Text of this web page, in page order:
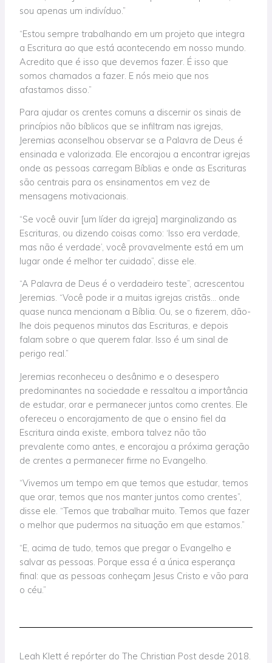
sou apenas um indivíduo.”
“Estou sempre trabalhando em um projeto que integra
a Escritura ao que está acontecendo em nosso mundo.
Acredito que é isso que devemos fazer. É isso que
somos chamados a fazer. E nós meio que nos
afastamos disso.”
Para ajudar os crentes comuns a discernir os sinais de
princípios não bíblicos que se infiltram nas igrejas,
Jeremias aconselhou observar se a Palavra de Deus é
ensinada e valorizada. Ele encorajou a encontrar igrejas
onde as pessoas carregam Bíblias e onde as Escrituras
são centrais para os ensinamentos em vez de
mensagens motivacionais.
“Se você ouvir [um líder da igreja] marginalizando as
Escrituras, ou dizendo coisas como: ‘Isso era verdade,
mas não é verdade’, você provavelmente está em um
lugar onde é melhor ter cuidado”, disse ele.
“A Palavra de Deus é o verdadeiro teste”, acrescentou
Jeremias. “Você pode ir a muitas igrejas cristãs… onde
quase nunca mencionam a Bíblia. Ou, se o fizerem, dão-
lhe dois pequenos minutos das Escrituras, e depois
falam sobre o que querem falar. Isso é um sinal de
perigo real.”
Jeremias reconheceu o desânimo e o desespero
predominantes na sociedade e ressaltou a importância
de estudar, orar e permanecer juntos como crentes. Ele
ofereceu o encorajamento de que o ensino fiel da
Escritura ainda existe, embora talvez não tão
prevalente como antes, e encorajou a próxima geração
de crentes a permanecer firme no Evangelho.
“Vivemos um tempo em que temos que estudar, temos
que orar, temos que nos manter juntos como crentes”,
disse ele. “Temos que trabalhar muito. Temos que fazer
o melhor que pudermos na situação em que estamos.”
“E, acima de tudo, temos que pregar o Evangelho e
salvar as pessoas. Porque essa é a única esperança
final: que as pessoas conheçam Jesus Cristo e vão para
o céu.”
Leah Klett é repórter do The Christian Post desde 2018.